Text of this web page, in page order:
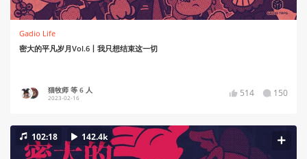
Gadio Life
密大的平凡岁月Vol.6丨我只想结束这一切
猫牧师 等 6 人
2023-02-16 514 150
102:18 142.4k